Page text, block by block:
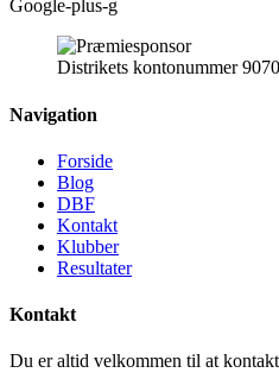
Google-plus-g
Distrikets kontonummer
Navigation
Forside
Blog
DBF
Kontakt
Klubber
Resultater
Kontakt
Du er altid velkommen til at